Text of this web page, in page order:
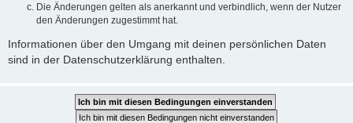
Die Änderungen gelten als anerkannt und verbindlich, wenn der Nutzer
den Änderungen zugestimmt hat.
Informationen über den Umgang mit deinen persönlichen Daten
sind in der Datenschutzerklärung enthalten.